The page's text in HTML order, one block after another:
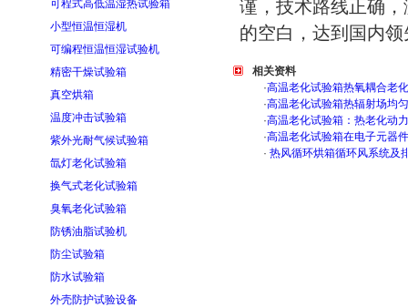
可程式高低温湿热试验箱
小型恒温恒湿机
可编程恒温恒湿试验机
精密干燥试验箱
真空烘箱
温度冲击试验箱
紫外光耐气候试验箱
氙灯老化试验箱
换气式老化试验箱
臭氧老化试验箱
防锈油脂试验机
防尘试验箱
防水试验箱
外壳防护试验设备
谨，技术路线正确
的空白，达到国内
相关资料
·高温老化试验箱热氧耦合老
·高温老化试验箱热辐射场均
·高温老化试验箱：热老化动
·高温老化试验箱在电子元器
· 热风循环烘箱循环风系统及